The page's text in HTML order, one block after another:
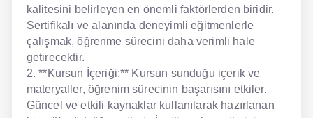
kalitesini belirleyen en önemli faktörlerden biridir.
Sertifikalı ve alanında deneyimli eğitmenlerle
çalışmak, öğrenme sürecini daha verimli hale
getirecektir.
2. **Kursun İçeriği:** Kursun sunduğu içerik ve
materyaller, öğrenim sürecinin başarısını etkiler.
Güncel ve etkili kaynaklar kullanılarak hazırlanan